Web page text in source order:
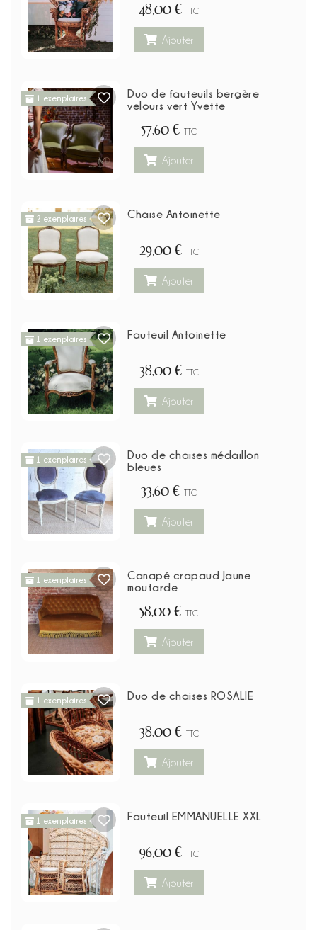
48,00 € TTC
Ajouter
1 exemplaires
Duo de fauteuils bergère
velours vert Yvette
57,60 € TTC
Ajouter
2 exemplaires Chaise Antoinette
29,00 € TTC
Ajouter
1 exemplaires Fauteuil Antoinette
38,00 € TTC
Ajouter
1 exemplaires
Duo de chaises médaillon
bleues
33,60 € TTC
Ajouter
1 exemplaires
Canapé crapaud Jaune
moutarde
58,00 € TTC
Ajouter
1 exemplaires Duo de chaises ROSALIE
38,00 € TTC
Ajouter
1 exemplaires Fauteuil EMMANUELLE XXL
96,00 € TTC
Ajouter